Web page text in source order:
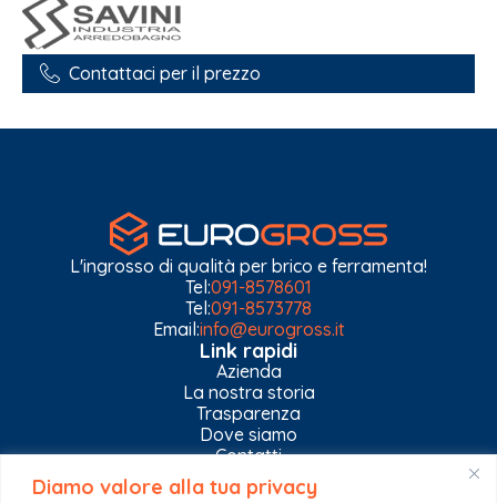
Diamo valore alla tua privacy
Contattaci per il prezzo
L'ingrosso di qualità per brico e ferramenta!
Tel:091-8578601
Tel:091-8573778
Email:info@eurogross.it
Link rapidi
Azienda
La nostra storia
Trasparenza
Dove siamo
Contatti
Privacy Policy